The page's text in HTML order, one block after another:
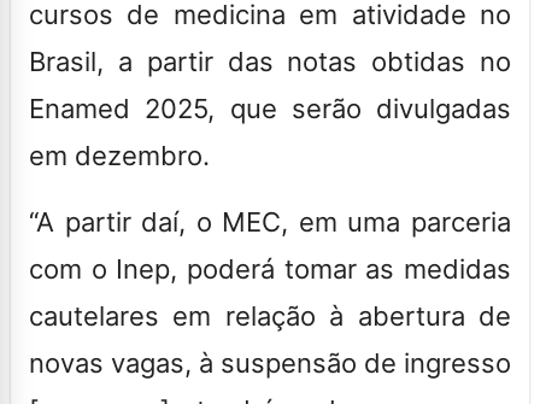
cursos de medicina em atividade no
Brasil, a partir das notas obtidas no
Enamed 2025, que serão divulgadas
em dezembro.
“A partir daí, o MEC, em uma parceria
com o Inep, poderá tomar as medidas
cautelares em relação à abertura de
novas vagas, à suspensão de ingresso